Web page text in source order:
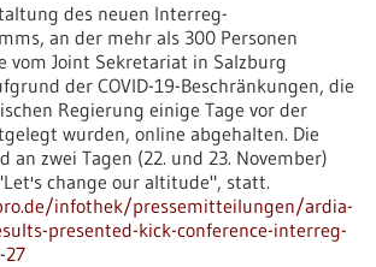
des neuen Interreg-
an der mehr als 300 Personen
vom Joint Sekretariat in Salzburg
der COVID-19-Beschränkungen, die
Regierung einige Tage vor der
wurden, online abgehalten. Die
an zwei Tagen (22. und 23. November)
change our altitude", statt.
infothek/pressemitteilungen/ardia-
presented-kick-conference-interreg-
27